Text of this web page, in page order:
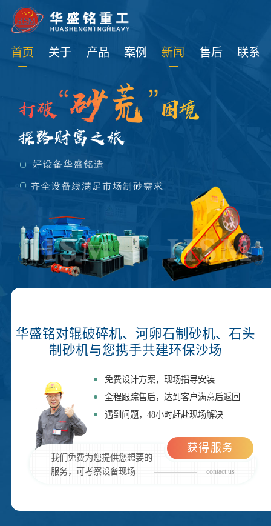
首页 关于 产品 案例 新闻 售后 联系
华盛铭对辊破碎机、河卵石制砂机、石头
制砂机与您携手共建环保沙场
免费设计方案，现场指导安装
全程跟踪售后，达到客户满意后返回
遇到问题，48小时赶赴现场解决
我们免费为您提供您想要的
服务，可考察设备现场
contact us
获得服务